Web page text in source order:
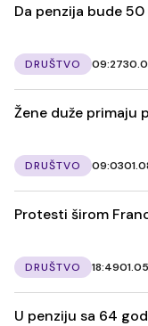
Da penzija bude
DRUŠTVO 09:27
Žene duže primaju
DRUŠTVO 09:03
Protesti širom
DRUŠTVO 18:49
U penziju sa 64